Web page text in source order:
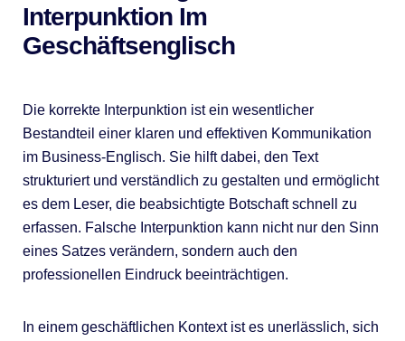
Interpunktion Im
Geschäftsenglisch
Die korrekte Interpunktion ist ein wesentlicher
Bestandteil einer klaren und effektiven Kommunikation
im Business-Englisch. Sie hilft dabei, den Text
strukturiert und verständlich zu gestalten und ermöglicht
es dem Leser, die beabsichtigte Botschaft schnell zu
erfassen. Falsche Interpunktion kann nicht nur den Sinn
eines Satzes verändern, sondern auch den
professionellen Eindruck beeinträchtigen.
In einem geschäftlichen Kontext ist es unerlässlich, sich